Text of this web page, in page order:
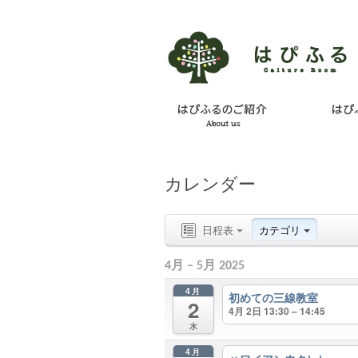
カレンダー
日程表 カテゴリ
4月 – 5月 2025
4月
2
水
初めての三線教室
4月 2日 13:30 – 14:45
4月